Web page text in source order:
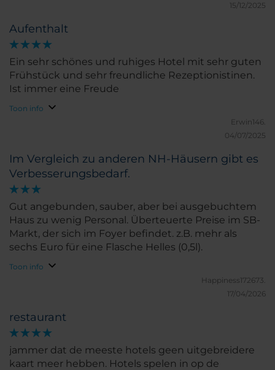
restaurant
jammer dat de meeste hotels geen uitgebreidere
kaart meer hebben. Hotels spelen in op de
15/12/2025
Aufenthalt
Ein sehr schönes und ruhiges Hotel mit sehr guten
Frühstück und sehr freundliche Rezeptionistinen.
Ist immer eine Freude
Toon info
Erwin146.
04/07/2025
Im Vergleich zu anderen NH-Häusern gibt es
Verbesserungsbedarf.
Gut angebunden, sauber, aber bei ausgebuchtem
Haus zu wenig Personal. Überteuerte Preise im SB-
Markt, der sich im Foyer befindet. z.B. mehr als
sechs Euro für eine Flasche Helles (0,5l).
Toon info
Happiness172673.
17/04/2026